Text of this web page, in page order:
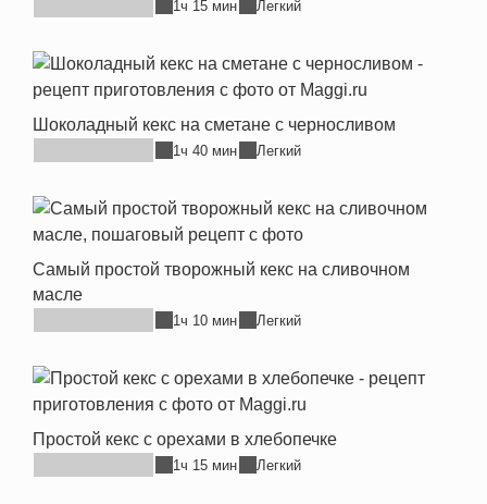
1ч 15 мин Легкий
Шоколадный кекс на сметане с черносливом
1ч 40 мин Легкий
Самый простой творожный кекс на сливочном
масле
1ч 10 мин Легкий
Простой кекс с орехами в хлебопечке
1ч 15 мин Легкий